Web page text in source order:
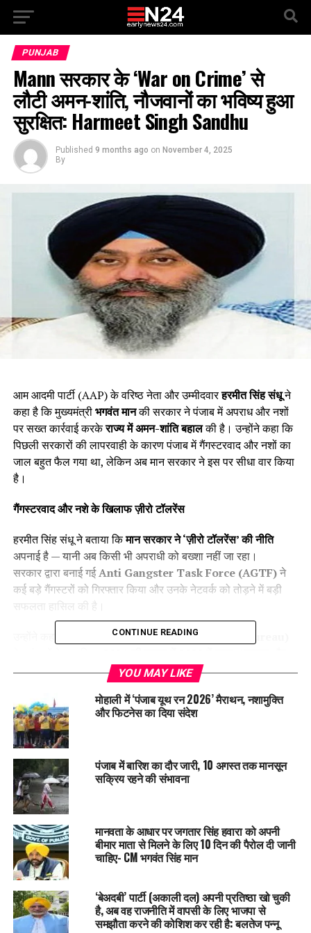
PUNJAB
Mann सरकार के ‘War on Crime’ से
लौटी अमन-शांति, नौजवानों का भविष्य हुआ
सुरक्षित: Harmeet Singh Sandhu
Published 9 months ago on November 4, 2025
By
आम आदमी पार्टी (AAP) के वरिष्ठ नेता और उम्मीदवारहरमीत सिंह संधूने
कहा है कि मुख्यमंत्रीभगवंत मानकी सरकार ने पंजाब में अपराध और नशों
पर सख्त कार्रवाई करकेराज्य में अमन-शांति बहालकी है। उन्होंने कहा कि
पिछली सरकारों की लापरवाही के कारण पंजाब में गैंगस्टरवाद और नशों का
जाल बहुत फैल गया था, लेकिन अब मान सरकार ने इस पर सीधा वार किया
है।
गैंगस्टरवाद और नशे के खिलाफ ज़ीरो टॉलरेंस
हरमीत सिंह संधू ने बताया किमान सरकार ने‘ज़ीरो टॉलरेंस’की नीति
अपनाई है — यानी अब किसी भी अपराधी को बख्शा नहीं जा रहा।
सरकार द्वारा बनाई गईAnti Gangster Task Force (AGTF)ने
कई बड़े गैंगस्टरों को गिरफ्तार किया और उनके नेटवर्क को तोड़ने में बड़ी
सफलता हासिल की है।
NCRB (National Crime Records Bureau)
चोरी जैसे गंभीर अपराधों में कमीआई है। यह सरकार की सख्ती और पुलिस
की मेहनत का नतीजा है।
‘युद्ध नशे के विरुद्ध ’ –नशा तस्करों पर चला बुल्डोज़र
हरमीत सिंह संधू ने बताया कि पंजाब सरकार का
Drugs’ (नशे के खिलाफ युद्ध)अभियान पूरे जोश के साथ चल रहा है।
अब तकहज़ारों नशा तस्कर गिरफ्तारकिए गए हैं। राज्य में पहली बार कुछ
कुख्यात नशा तस्करों की अवैध संपत्तियों पर बुल्डोज़र चलाया गया
बाकी अपराधियों में डर पैदा हुआ।
पुलिस नेड्रोन के ज़रिए हथियारों की तस्करीकरने वाले कई मॉड्यूल का
पर्दाफाश किया और
RDX, IED,हैंड ग्रेनेडजैसी खतरनाक चीजें बरामद
कीं। इससे राष्ट्र-विरोधी गतिविधियों पर भी रोक लगी है।
भ्रष्टाचार पर भी सख्त वार
CONTINUE READING
YOU MAY LIKE
मोहाली में ‘पंजाब यूथ रन 2026’ मैराथन, नशामुक्ति
और फिटनेस का दिया संदेश
पंजाब में बारिश का दौर जारी, 10 अगस्त तक मानसून
सक्रिय रहने की संभावना
मानवता के आधार पर जगतार सिंह हवारा को अपनी
बीमार माता से मिलने के लिए 10 दिन की पैरोल दी जानी
चाहिए- CM भगवंत सिंह मान
‘बेअदबी’ पार्टी (अकाली दल) अपनी प्रतिष्ठा खो चुकी
है, अब वह राजनीति में वापसी के लिए भाजपा से
समझौता करने की कोशिश कर रही है: बलतेज पन्नू